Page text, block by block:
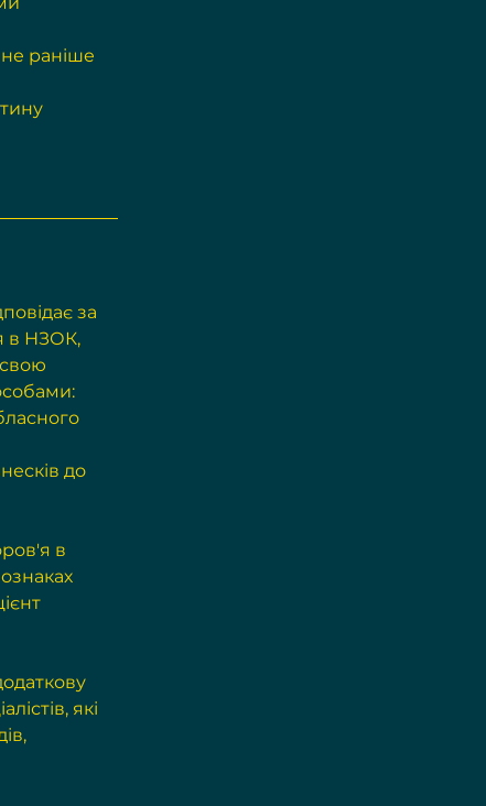
раніше
за
в НЗОК,
до
в
які